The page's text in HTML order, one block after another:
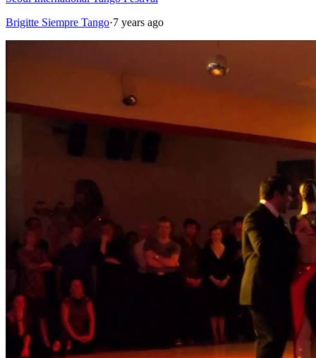
Brigitte Siempre Tango·7 years ago